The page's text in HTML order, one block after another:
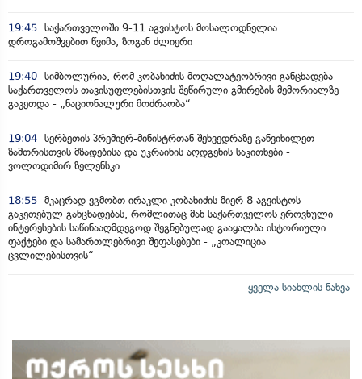
19:45 საქართველოში 9-11 აგვისტოს მოსალოდნელია
დროგამოშვებით წვიმა, ზოგან ძლიერი
19:40 სიმბოლურია, რომ კობახიძის მოღალატეობრივი განცხადება
საქართველოს თავისუფლებისთვის შეწირული გმირების მემორიალზე
გაკეთდა - „ნაციონალური მოძრაობა“
19:04 სერბეთის პრემიერ-მინისტრთან შეხვედრაზე განვიხილეთ
ზამთრისთვის მზადებისა და უკრაინის აღდგენის საკითხები -
ვოლოდიმირ ზელენსკი
18:55 მკაცრად ვგმობთ ირაკლი კობახიძის მიერ 8 აგვისტოს
გაკეთებულ განცხადებას, რომლითაც მან საქართველოს ეროვნული
ინტერესების საწინააღმდეგოდ შეგნებულად გააყალბა ისტორიული
ფაქტები და სამართლებრივი შეფასებები - „კოალიცია
ცვლილებისთვის“
ყველა სიახლის ნახვა